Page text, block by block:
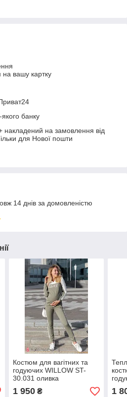
на вашу картку
банку
на замовлення від
для Нової пошти
14 днів за домовленістю
Костюм для вагітних та
годуючих WILLOW ST-
30.031 оливка
1 950₴ 1